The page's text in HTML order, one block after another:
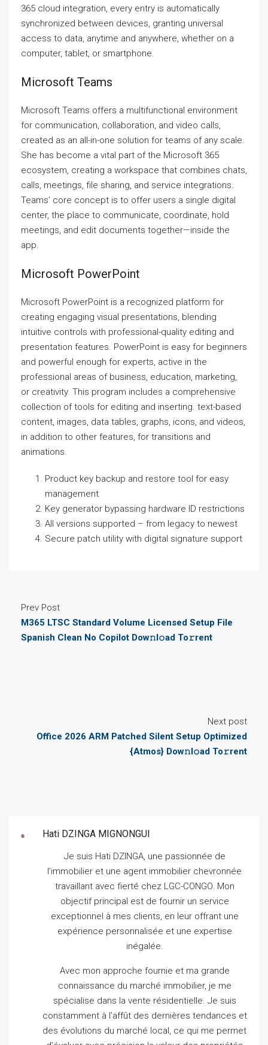
365 cloud integration, every entry is automatically
synchronized between devices, granting universal
access to data, anytime and anywhere, whether on a
computer, tablet, or smartphone.
Microsoft Teams
Microsoft Teams offers a multifunctional environment
for communication, collaboration, and video calls,
created as an all-in-one solution for teams of any scale.
She has become a vital part of the Microsoft 365
ecosystem, creating a workspace that combines chats,
calls, meetings, file sharing, and service integrations.
Teams’ core concept is to offer users a single digital
center, the place to communicate, coordinate, hold
meetings, and edit documents together—inside the
app.
Microsoft PowerPoint
Microsoft PowerPoint is a recognized platform for
creating engaging visual presentations, blending
intuitive controls with professional-quality editing and
presentation features. PowerPoint is easy for beginners
and powerful enough for experts, active in the
professional areas of business, education, marketing,
or creativity. This program includes a comprehensive
collection of tools for editing and inserting. text-based
content, images, data tables, graphs, icons, and videos,
in addition to other features, for transitions and
animations.
Product key backup and restore tool for easy
management
Key generator bypassing hardware ID restrictions
All versions supported – from legacy to newest
Secure patch utility with digital signature support
Prev Post
M365 LTSC Standard Volume Licensed Setup File
Spanish Clean No Copilot Dow𝚗l𝚘ad To𝚛rent
Next post
Office 2026 ARM Patched Silent Setup Optimized
{Atmos} Dow𝚗l𝚘ad To𝚛rent
Hati DZINGA MIGNONGUI
Je suis Hati DZINGA, une passionnée de
l’immobilier et une agent immobilier chevronnée
travaillant avec fierté chez LGC-CONGO. Mon
objectif principal est de fournir un service
exceptionnel à mes clients, en leur offrant une
expérience personnalisée et une expertise
inégalée.
Avec mon approche fournie et ma grande
connaissance du marché immobilier, je me
spécialise dans la vente résidentielle. Je suis
constamment à l’affût des dernières tendances et
des évolutions du marché local, ce qui me permet